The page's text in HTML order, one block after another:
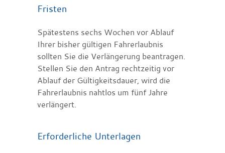
Fristen
Spätestens sechs Wochen vor Ablauf
Ihrer bisher gültigen Fahrerlaubnis
sollten Sie die Verlängerung beantragen.
Stellen Sie den Antrag rechtzeitig vor
Ablauf der Gültigkeitsdauer, wird die
Fahrerlaubnis nahtlos um fünf Jahre
verlängert.
Erforderliche Unterlagen